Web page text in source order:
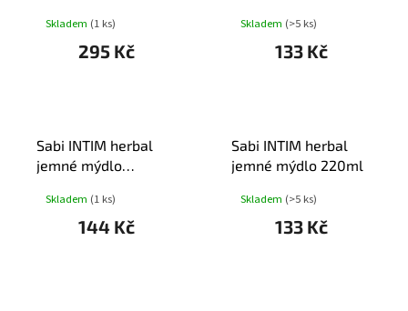
Skladem (1 ks)
295 Kč
Skladem (>5 ks)
133 Kč
Sabi INTIM herbal
jemné mýdlo
Skladem (1 ks)
144 Kč
Sabi INTIM herbal
jemné mýdlo 220ml
Skladem (>5 ks)
133 Kč